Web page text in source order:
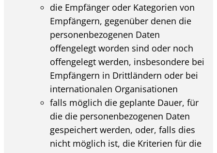
die Empfänger oder Kategorien von
Empfängern, gegenüber denen die
personenbezogenen Daten
offengelegt worden sind oder noch
offengelegt werden, insbesondere bei
Empfängern in Drittländern oder bei
internationalen Organisationen
falls möglich die geplante Dauer, für
die die personenbezogenen Daten
gespeichert werden, oder, falls dies
nicht möglich ist, die Kriterien für die